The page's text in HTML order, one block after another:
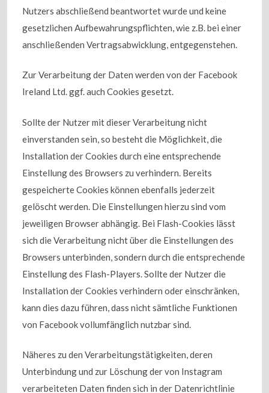
Nutzers abschließend beantwortet wurde und keine
gesetzlichen Aufbewahrungspflichten, wie z.B. bei einer
anschließenden Vertragsabwicklung, entgegenstehen.
Zur Verarbeitung der Daten werden von der Facebook
Ireland Ltd. ggf. auch Cookies gesetzt.
Sollte der Nutzer mit dieser Verarbeitung nicht
einverstanden sein, so besteht die Möglichkeit, die
Installation der Cookies durch eine entsprechende
Einstellung des Browsers zu verhindern. Bereits
gespeicherte Cookies können ebenfalls jederzeit
gelöscht werden. Die Einstellungen hierzu sind vom
jeweiligen Browser abhängig. Bei Flash-Cookies lässt
sich die Verarbeitung nicht über die Einstellungen des
Browsers unterbinden, sondern durch die entsprechende
Einstellung des Flash-Players. Sollte der Nutzer die
Installation der Cookies verhindern oder einschränken,
kann dies dazu führen, dass nicht sämtliche Funktionen
von Facebook vollumfänglich nutzbar sind.
Näheres zu den Verarbeitungstätigkeiten, deren
Unterbindung und zur Löschung der von Instagram
verarbeiteten Daten finden sich in der Datenrichtlinie